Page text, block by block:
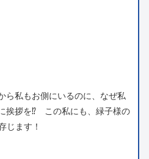
私もお側にいるのに、なぜ私
挨拶を⁉ この私にも、緑子様の
じます！